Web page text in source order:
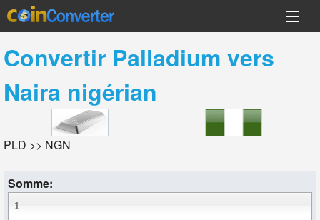
Convertir Palladium vers
Naira nigérian
PLD >> NGN
Somme: